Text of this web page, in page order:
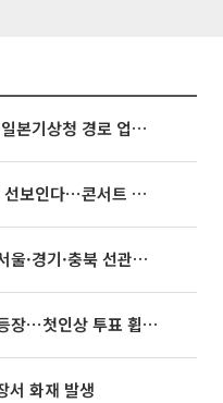
태풍 '돌핀' 오키나와 접근…일본기상청 경로 업데이트
빅뱅, 20주년 기념 '새 뱅봉' 선보인다⋯콘서트 앞두고 팝업 개최
북 선관위 등 추가 압수수색
‘나솔사계’ 국화, 결별 후 재등장⋯첫인상 투표 휩쓸고 ‘인기녀’ 등극
서 화재 발생